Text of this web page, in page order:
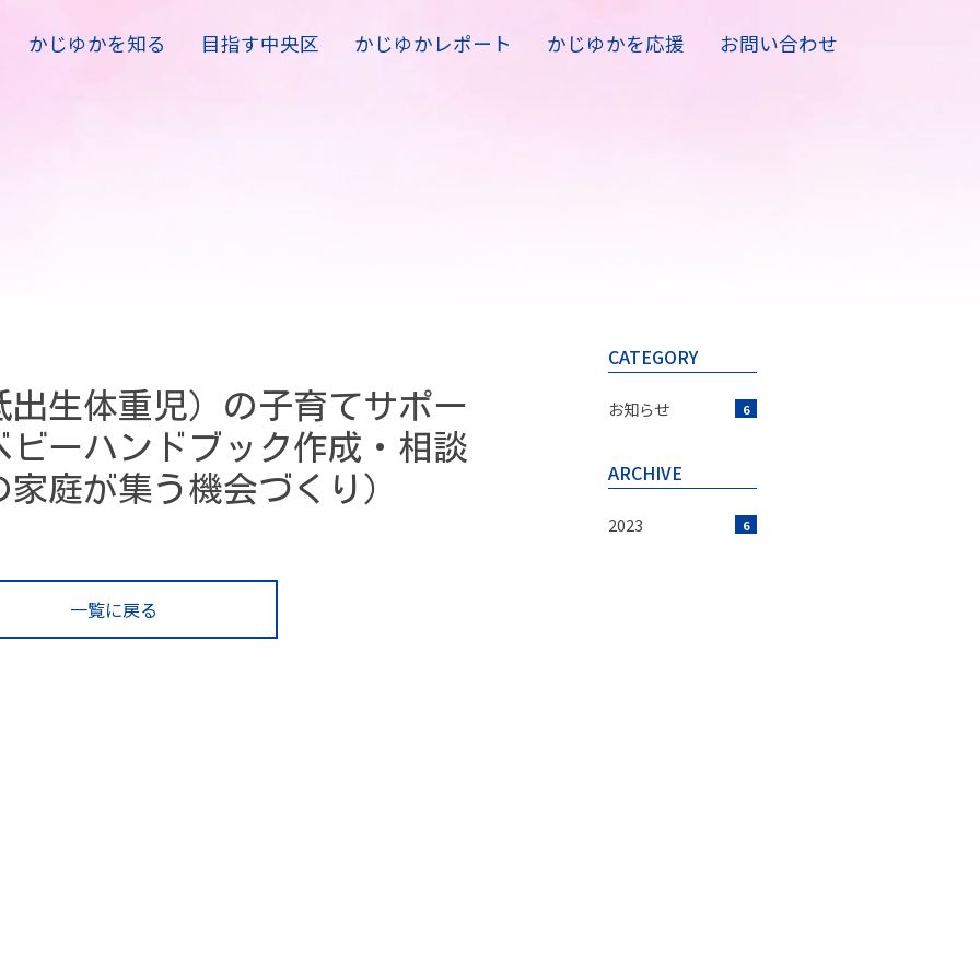
かじゆかを知る 目指す中央区 かじゆかレポート かじゆかを応援 お問い合わせ
生体重児）の子育てサポー
ーハンドブック作成・相談
庭が集う機会づくり）
一覧に戻る
CATEGORY
お知らせ 6
ARCHIVE
2023 6